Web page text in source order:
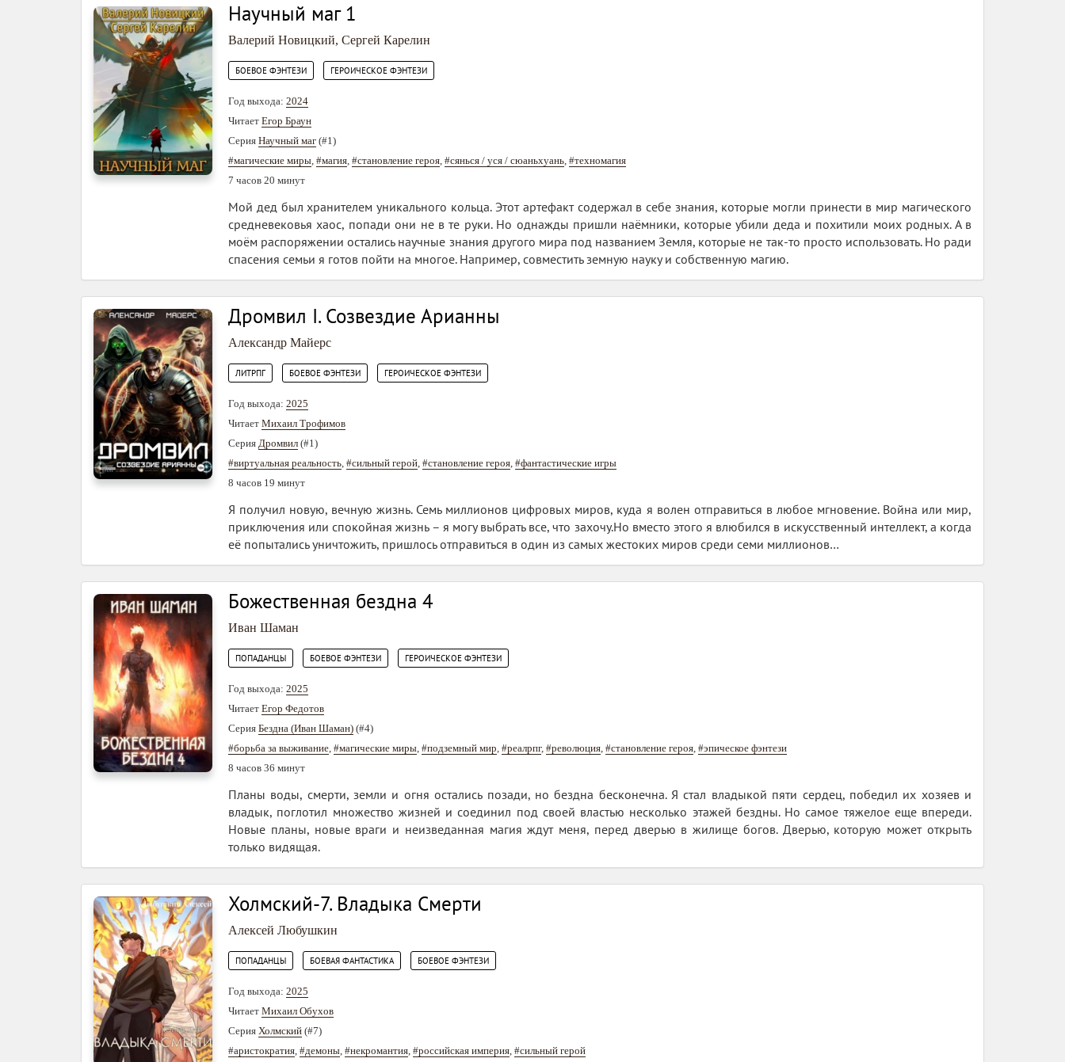
Научный маг 1
Валерий Новицкий, Сергей Карелин
БОЕВОЕ ФЭНТЕЗИ ГЕРОИЧЕСКОЕ ФЭНТЕЗИ
Год выхода: 2024
Читает Егор Браун
Серия Научный маг (#1)
#магические миры, #магия, #становление героя, #сянься / уся / сюаньхуань, #техномагия
7 часов 20 минут
Мой дед был хранителем уникального кольца. Этот артефакт содержал в себе знания, которые могли принести в мир магического
средневековья хаос, попади они не в те руки. Но однажды пришли наёмники, которые убили деда и похитили моих родных. А в
моём распоряжении остались научные знания другого мира под названием Земля, которые не так-то просто использовать. Но ради
спасения семьи я готов пойти на многое. Например, совместить земную науку и собственную магию.
Дромвил I. Созвездие Арианны
Александр Майерс
ЛИТРПГ БОЕВОЕ ФЭНТЕЗИ ГЕРОИЧЕСКОЕ ФЭНТЕЗИ
Год выхода: 2025
Читает Михаил Трофимов
Серия Дромвил (#1)
#виртуальная реальность, #сильный герой, #становление героя, #фантастические игры
8 часов 19 минут
Я получил новую, вечную жизнь. Семь миллионов цифровых миров, куда я волен отправиться в любое мгновение. Война или мир,
приключения или спокойная жизнь – я могу выбрать все, что захочу.Но вместо этого я влюбился в искусственный интеллект, а когда
её попытались уничтожить, пришлось отправиться в один из самых жестоких миров среди семи миллионов…
Божественная бездна 4
Иван Шаман
ПОПАДАНЦЫ БОЕВОЕ ФЭНТЕЗИ ГЕРОИЧЕСКОЕ ФЭНТЕЗИ
Год выхода: 2025
Читает Егор Федотов
Серия Бездна (Иван Шаман) (#4)
#борьба за выживание, #магические миры, #подземный мир, #реалрпг, #революция, #становление героя, #эпическое фэнтези
8 часов 36 минут
Планы воды, смерти, земли и огня остались позади, но бездна бесконечна. Я стал владыкой пяти сердец, победил их хозяев и
владык, поглотил множество жизней и соединил под своей властью несколько этажей бездны. Но самое тяжелое еще впереди.
Новые планы, новые враги и неизведанная магия ждут меня, перед дверью в жилище богов. Дверью, которую может открыть
только видящая.
Холмский-7. Владыка Смерти
Алексей Любушкин
ПОПАДАНЦЫ БОЕВАЯ ФАНТАСТИКА БОЕВОЕ ФЭНТЕЗИ
Год выхода: 2025
Читает Михаил Обухов
Серия Холмский (#7)
#аристократия, #демоны, #некромантия, #российская империя, #сильный герой